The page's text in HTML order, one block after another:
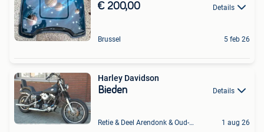
€ 200,00 Details
Brussel 5 feb 26
Harley Davidson
Bieden Details
Retie & Deel Arendonk & Oud-Turnhout 1 aug 26